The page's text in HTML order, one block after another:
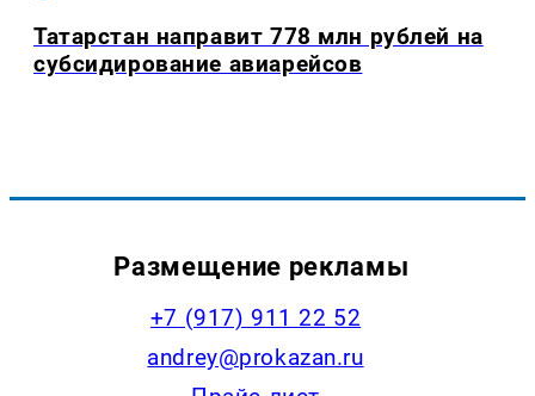
Татарстан направит 778 млн рублей на
субсидирование авиарейсов
Размещение рекламы
+7 (917) 911 22 52
andrey@prokazan.ru